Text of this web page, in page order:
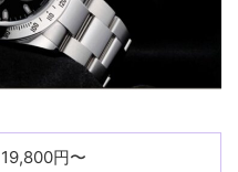
19,800円〜